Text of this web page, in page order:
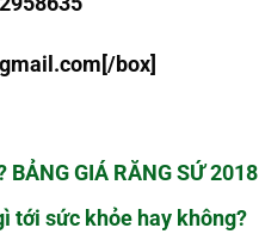
[/box]
GIÁ RĂNG SỨ 2018
tới sức khỏe hay không?